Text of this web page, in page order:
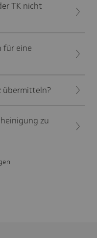
TK nicht
für eine
übermitteln?
zu